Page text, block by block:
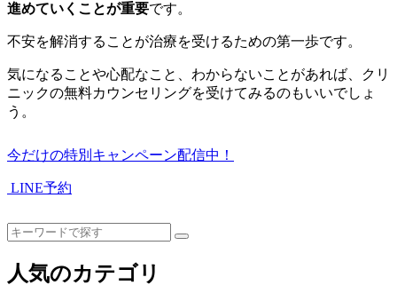
進めていくことが重要です。
不安を解消することが治療を受けるための第一歩です。
気になることや心配なこと、わからないことがあれば、クリ
ニックの無料カウンセリングを受けてみるのもいいでしょ
う。
今だけの特別キャンペーン配信中！
LINE予約
人気のカテゴリ